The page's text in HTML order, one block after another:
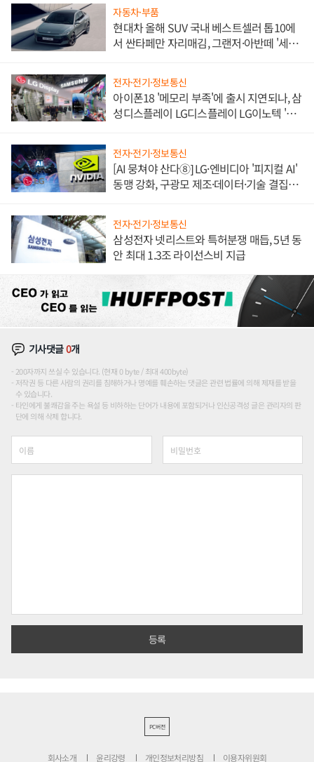
자동차·부품
현대차 올해 SUV 국내 베스트셀러 톱10에
서 싼타페만 자리매김, 그랜저·아반떼 '세단
전자·전기·정보통신
아이폰18 '메모리 부족'에 출시 지연되나, 삼
성디스플레이 LG디스플레이 LG이노텍 '탈
전자·전기·정보통신
[AI 뭉쳐야 산다⑧] LG·엔비디아 '피지컬 AI'
동맹 강화, 구광모 제조·데이터·기술 결집
전자·전기·정보통신
삼성전자 넷리스트와 특허분쟁 매듭, 5년 동
안 최대 1.3조 라이선스비 지급
기사댓글0개
200자까지 쓰실 수 있습니다. (현재 0 byte / 최대 400byte)
저작권 등 다른 사람의 권리를 침해하거나 명예를 훼손하는 댓글은 관련 법률에 의해 제재를 받을
수 있습니다.
타인에게 불쾌감을 주는 욕설 등 비하하는 단어가 내용에 포함되거나 인신공격성 글은 관리자의 판
단에 의해 삭제 합니다.
PC버전
회사소개 윤리강령 개인정보처리방침 이용자위원회